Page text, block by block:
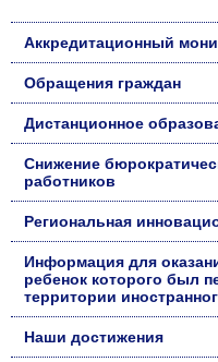
Аккредитационный
Обращения граждан
Дистанционное
Снижение
работников
Региональная
Информация для
ребенок которого был
территории
Наши достижения